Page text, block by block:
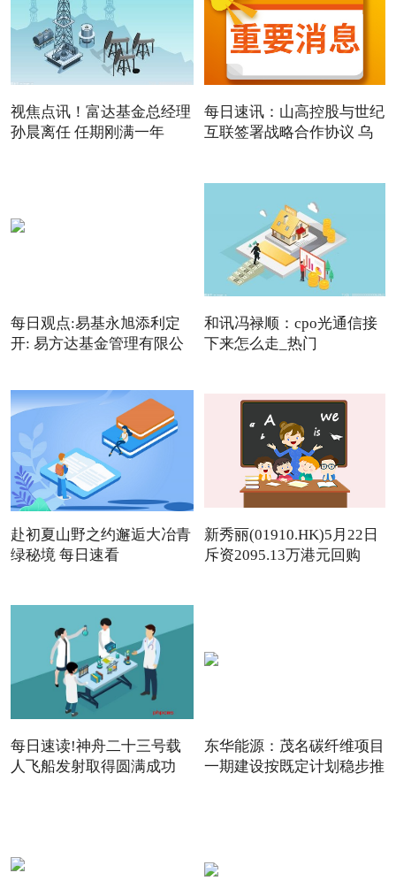
视焦点讯！富达基金总经理
孙晨离任 任期刚满一年
每日速讯：山高控股与世纪
互联签署战略合作协议 乌
每日观点:易基永旭添利定
开: 易方达基金管理有限公
和讯冯禄顺：cpo光通信接
下来怎么走_热门
赴初夏山野之约邂逅大冶青
绿秘境 每日速看
新秀丽(01910.HK)5月22日
斥资2095.13万港元回购
每日速读!神舟二十三号载
人飞船发射取得圆满成功
东华能源：茂名碳纤维项目
一期建设按既定计划稳步推